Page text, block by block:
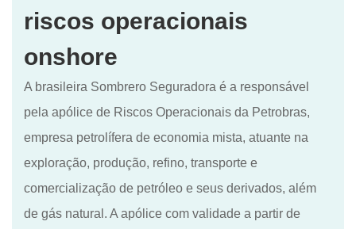
riscos operacionais
onshore
A brasileira Sombrero Seguradora é a responsável
pela apólice de Riscos Operacionais da Petrobras,
empresa petrolífera de economia mista, atuante na
exploração, produção, refino, transporte e
comercialização de petróleo e seus derivados, além
de gás natural. A apólice com validade a partir de